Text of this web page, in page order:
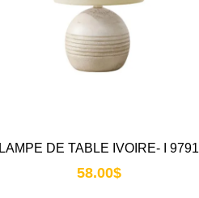
LAMPE DE TABLE IVOIRE- I 9791
58.00$